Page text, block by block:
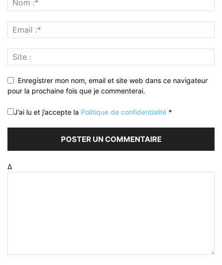
Enregistrer mon nom, email et site web dans ce navigateur
pour la prochaine fois que je commenterai.
J’ai lu et j’accepte la Politique de confidentialité *
Δ